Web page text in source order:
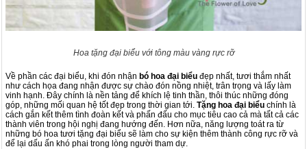
Hoa tặng đại biểu với tông màu vàng rực rỡ
Về phần các đại biểu, khi đón nhận bó hoa đại biểu đẹp nhất, tươi thắm nhất
như cách họa đang nhận được sự chào đón nồng nhiệt, trân trọng và lấy làm
vinh hạnh. Đây chính là nền tảng để khích lệ tinh thần, thôi thúc những đóng
góp, những mối quan hệ tốt đẹp trong thời gian tới. Tặng hoa đại biểu chính là
cách gắn kết thêm tình đoàn kết và phấn đấu cho mục tiêu cao cả mà tất cả các
thành viên trong hội nghị đang hướng đến. Hơn nữa, năng lượng toát ra từ
những bó hoa tươi tặng đại biểu sẽ làm cho sự kiện thêm thành công rực rỡ và
để lại dấu ấn khó phai trong lòng người tham dự.